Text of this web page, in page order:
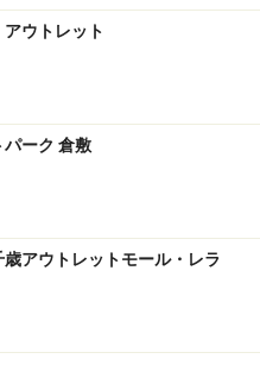
ウトレット
ーク 倉敷
アウトレットモール・レラ